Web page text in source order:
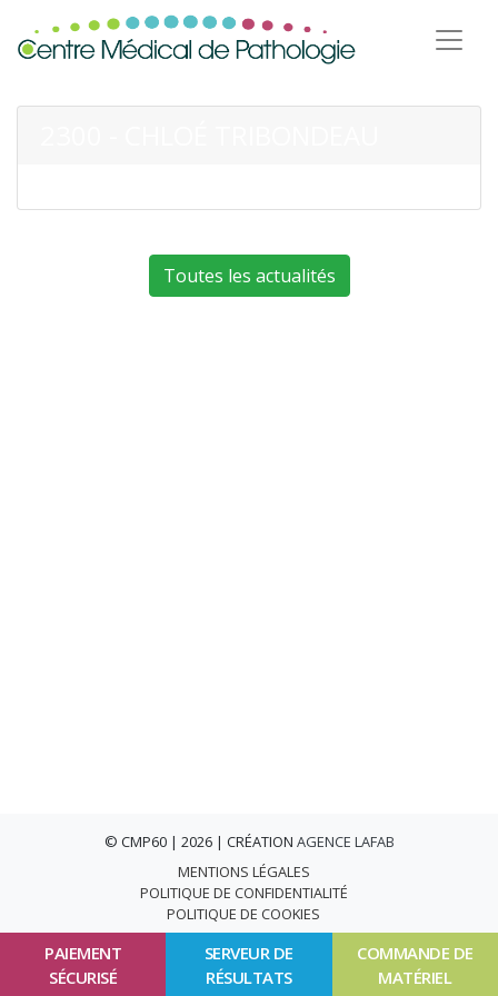
PAIEMENT
SÉCURISÉ
SERVEUR DE
RÉSULTATS
COMMANDE DE
MATÉRIEL
Toutes les actualités
© CMP60 | 2026 | CRÉATION AGENCE LAFAB
MENTIONS LÉGALES
POLITIQUE DE CONFIDENTIALITÉ
POLITIQUE DE COOKIES